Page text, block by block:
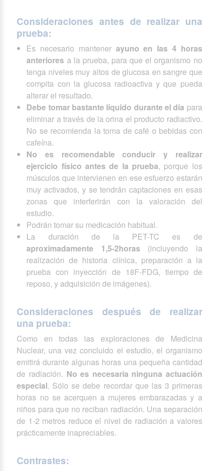
Consideraciones antes de realizar una
prueba:
Es necesario mantener ayuno en las 4 horas
anteriores a la prueba, para que el organismo no
tenga niveles muy altos de glucosa en sangre que
compita con la glucosa radioactiva y que pueda
alterar el resultado.
Debe tomar bastante líquido durante el día para
eliminar a través de la orina el producto radiactivo.
No se recomienda la toma de café o bebidas con
cafeína.
No es recomendable conducir y realizar
ejercicio físico antes de la prueba, porque los
músculos que intervienen en ese esfuerzo estarán
muy activados, y se tendrán captaciones en esas
zonas que interferirán con la valoración del
estudio.
Podrán tomar su medicación habitual.
La duración de la PET-TC es de
aproximadamente 1,5-2horas (incluyendo la
realización de historia clínica, preparación a la
prueba con inyección de 18F-FDG, tiempo de
reposo, y adquisición de imágenes).
Consideraciones después de realizar
una prueba:
Como en todas las exploraciones de Medicina
Nuclear, una vez concluido el estudio, el organismo
emitirá durante algunas horas una pequeña cantidad
de radiación. No es necesaria ninguna actuación
especial. Sólo se debe recordar que las 3 primeras
horas no se acerquen a mujeres embarazadas y a
niños para que no reciban radiación. Una separación
de 1-2 metros reduce el nivel de radiación a valores
prácticamente inapreciables.
Contrastes: